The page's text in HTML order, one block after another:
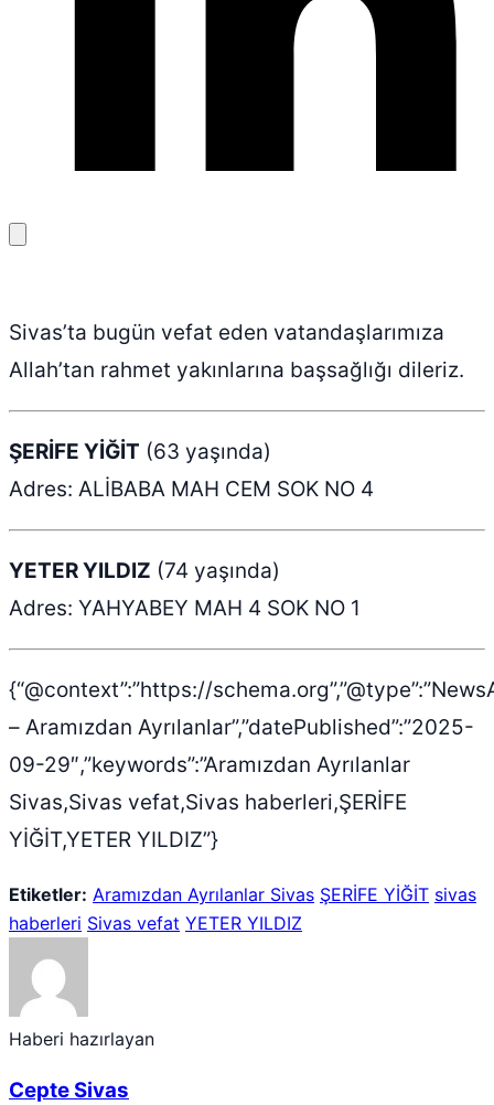
kopyala
Sivas’ta bugün vefat eden vatandaşlarımıza
Allah’tan rahmet yakınlarına başsağlığı dileriz.
ŞERİFE YİĞİT (63 yaşında)
Adres: ALİBABA MAH CEM SOK NO 4
YETER YILDIZ (74 yaşında)
Adres: YAHYABEY MAH 4 SOK NO 1
{“@context”:”https://
– Aramızdan Ayrılanlar”,”datePublished”:”2025-
09-29″,”keywords”:”Aramızdan Ayrılanlar
Sivas,Sivas vefat,Sivas haberleri,ŞERİFE
YİĞİT,YETER YILDIZ”}
Etiketler: Aramızdan Ayrılanlar Sivas ŞERİFE YİĞİT sivas
haberleri Sivas vefat YETER YILDIZ
Haberi hazırlayan
Cepte Sivas